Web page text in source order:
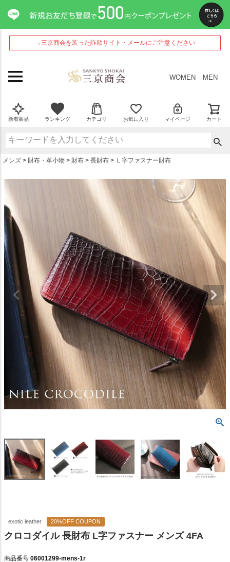
→三京商会を装った詐欺サイト・メールにご注意ください
WOMEN MEN
新着商品 ランキング カテゴリ お気に入り マイページ カート
メンズ 財布・革小物 財布 長財布 Ｌ字ファスナー財布
exotic leather 20%OFF COUPON
クロコダイル 長財布 L字ファスナー メンズ 4FA
商品番号 06001299-mens-1r
ペー
ジト
ップ
へ